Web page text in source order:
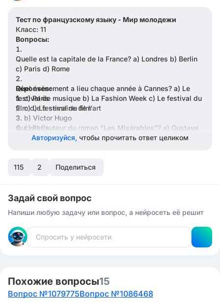
Тест по французскому языку - Мир молодежи
Класс: 11
Вопросы:
Quelle est la capitale de la France? a) Londres b) Berlin
c) Paris d) Rome
Quel événement a lieu chaque année à Cannes? a) Le
festival de musique b) La Fashion Week c) Le festival du
film d) La semaine de l'art
Qui est l'auteur du roman "Les Misérables"? a) Gustave
Flaubert b) Victor Hugo c) Albert Camus d) Emile Zola
Marseille
Quel est le célèbre musée d'art situé à Paris? a) Le
Louvre b) Le Prado c) Le MET d) Le British Museum
Réponses:
c) Paris
c) Le festival du film
b) Victor Hugo
c) Paris
a) Le Louvre
Авторизуйся, чтобы прочитать ответ целиком
115 2 Поделиться
Задай свой вопрос
Напиши любую задачу или вопрос, а нейросеть её решит
Похожие вопросы15
Вопрос №1079775Вопрос №1086468